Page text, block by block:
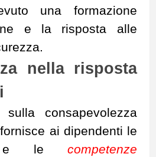
una formazione
e la risposta alle
nella risposta
consapevolezza
ai dipendenti le
e le competenze